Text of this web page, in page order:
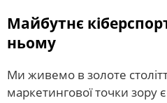
Майбутнє
ньому
Ми живемо в золоте
маркетингової точки зору